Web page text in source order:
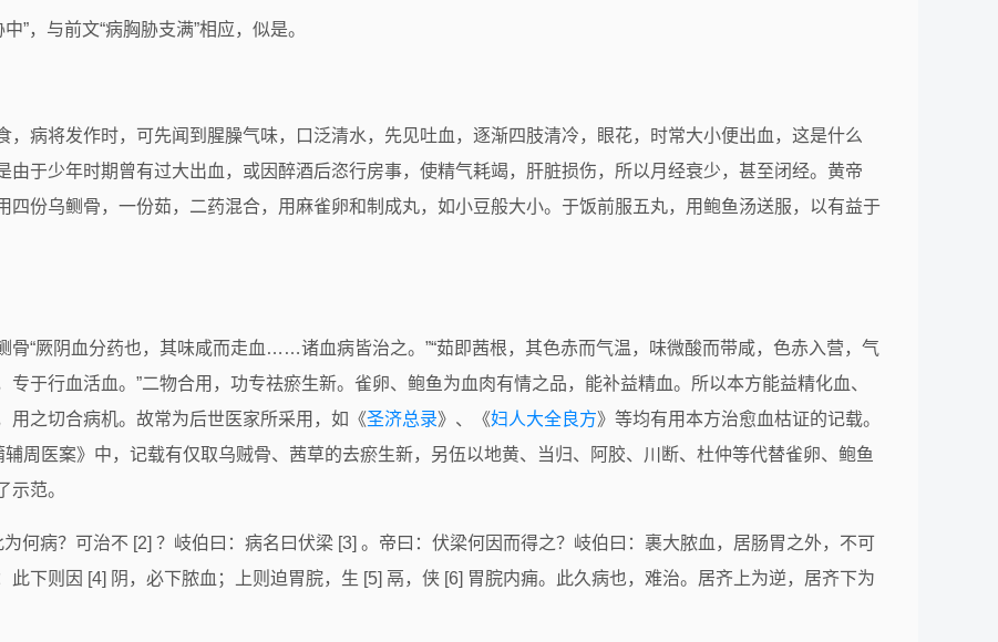
”，与前文“病胸胁支满”相应，似是。
，病将发作时，可先闻到腥臊气味，口泛清水，先见吐血，逐渐四肢清冷，眼花，时常大小便出血，这是什么
于少年时期曾有过大出血，或因醉酒后恣行房事，使精气耗竭，肝脏损伤，所以月经衰少，甚至闭经。黄帝
份乌鲗骨，一份茹，二药混合，用麻雀卵和制成丸，如小豆般大小。于饭前服五丸，用鲍鱼汤送服，以有益于
骨“厥阴血分药也，其味咸而走血……诸血病皆治之。”“茹即茜根，其色赤而气温，味微酸而带咸，色赤入营，气
于行血活血。”二物合用，功专祛瘀生新。雀卵、鲍鱼为血肉有情之品，能补益精血。所以本方能益精化血、
用之切合病机。故常为后世医家所采用，如《圣济总录》、《妇人大全良方》等均有用本方治愈血枯证的记载。
周医案》中，记载有仅取乌贼骨、茜草的去瘀生新，另伍以地黄、当归、阿胶、川断、杜仲等代替雀卵、鲍鱼
示范。
何病？可治不 [2] ？岐伯曰：病名曰伏梁 [3] 。帝曰：伏梁何因而得之？岐伯曰：裹大脓血，居肠胃之外，不可
下则因 [4] 阴，必下脓血；上则迫胃脘，生 [5] 鬲，侠 [6] 胃脘内痈。此久病也，难治。居齐上为逆，居齐下为